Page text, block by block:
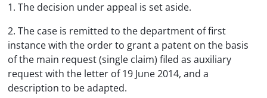
1. The decision under appeal is set aside.
2. The case is remitted to the department of first
instance with the order to grant a patent on the basis
of the main request (single claim) filed as auxiliary
request with the letter of 19 June 2014, and a
description to be adapted.